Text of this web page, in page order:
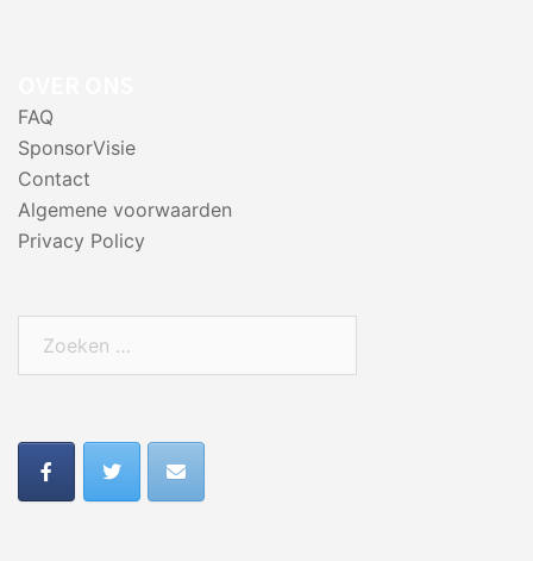
FAQ
SponsorVisie
Contact
Algemene voorwaarden
Privacy Policy
naar: